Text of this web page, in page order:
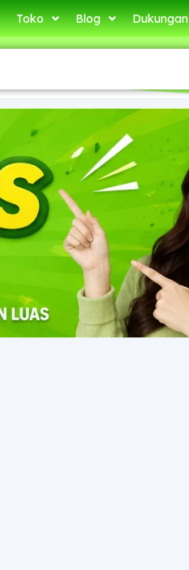
Toko Blog Dukungan